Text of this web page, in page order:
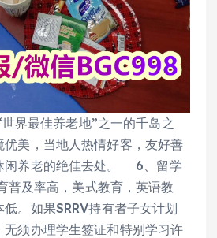
界最佳养老地”之一的千岛之
优美，当地人热情好客，友好善
闲养老的绝佳去处。 6、留学
及率高，美式教育，英语教
。如果SRRV持有者子女计划
须办理学生签证和特别学习许